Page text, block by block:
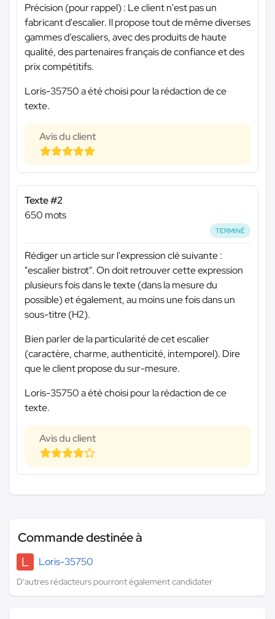
Précision (pour rappel) : Le client n'est pas un
fabricant d'escalier. Il propose tout de même diverses
gammes d’escaliers, avec des produits de haute
qualité, des partenaires français de confiance et des
prix compétitifs.
Loris-35750 a été choisi pour la rédaction de ce
texte.
Avis du client
Texte #2
650 mots
TERMINÉ
Rédiger un article sur l'expression clé suivante :
"escalier bistrot". On doit retrouver cette expression
plusieurs fois dans le texte (dans la mesure du
possible) et également, au moins une fois dans un
sous-titre (H2).
Bien parler de la particularité de cet escalier
(caractère, charme, authenticité, intemporel). Dire
que le client propose du sur-mesure.
Loris-35750 a été choisi pour la rédaction de ce
texte.
Avis du client
Commande destinée à
L
Loris-35750
D'autres rédacteurs pourront également candidater